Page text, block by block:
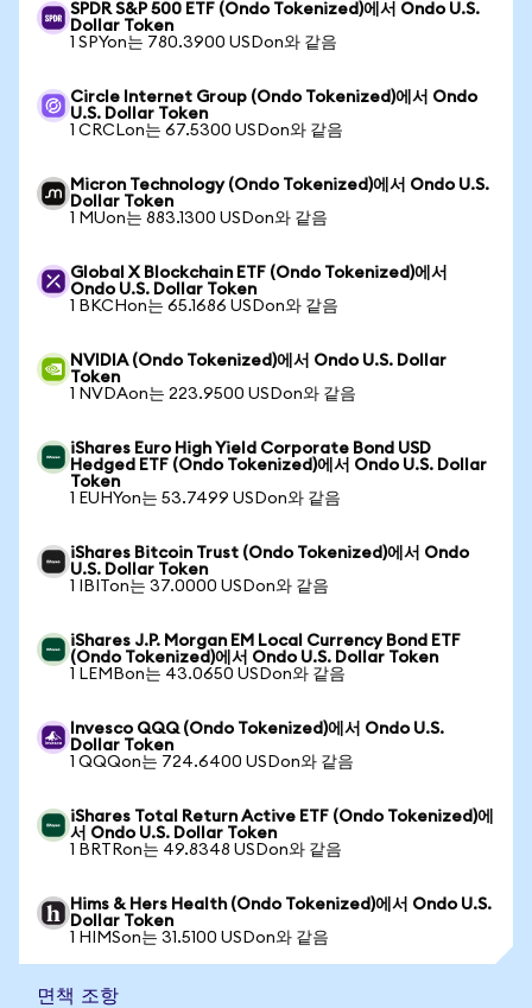
SPDR S&P 500 ETF (Ondo Tokenized)에서 Ondo U.S.
Dollar Token
1 SPYon는 780.3900 USDon와 같음
Circle Internet Group (Ondo Tokenized)에서 Ondo
U.S. Dollar Token
1 CRCLon는 67.5300 USDon와 같음
Micron Technology (Ondo Tokenized)에서 Ondo U.S.
Dollar Token
1 MUon는 883.1300 USDon와 같음
Global X Blockchain ETF (Ondo Tokenized)에서
Ondo U.S. Dollar Token
1 BKCHon는 65.1686 USDon와 같음
NVIDIA (Ondo Tokenized)에서 Ondo U.S. Dollar
Token
1 NVDAon는 223.9500 USDon와 같음
iShares Euro High Yield Corporate Bond USD
Hedged ETF (Ondo Tokenized)에서 Ondo U.S. Dollar
Token
1 EUHYon는 53.7499 USDon와 같음
iShares Bitcoin Trust (Ondo Tokenized)에서 Ondo
U.S. Dollar Token
1 IBITon는 37.0000 USDon와 같음
iShares J.P. Morgan EM Local Currency Bond ETF
(Ondo Tokenized)에서 Ondo U.S. Dollar Token
1 LEMBon는 43.0650 USDon와 같음
Invesco QQQ (Ondo Tokenized)에서 Ondo U.S.
Dollar Token
1 QQQon는 724.6400 USDon와 같음
iShares Total Return Active ETF (Ondo Tokenized)에
서 Ondo U.S. Dollar Token
1 BRTRon는 49.8348 USDon와 같음
Hims & Hers Health (Ondo Tokenized)에서 Ondo U.S.
Dollar Token
1 HIMSon는 31.5100 USDon와 같음
면책 조항